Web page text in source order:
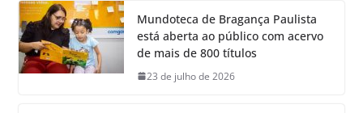
Mundoteca de Bragança Paulista
está aberta ao público com acervo
de mais de 800 títulos
23 de julho de 2026